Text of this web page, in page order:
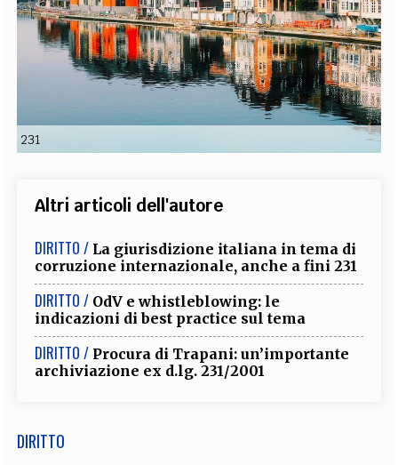
EXTRA
RUBRICHE LIBRI PROCEEDINGS PUBBLICITÀ CONTATTI
SOCIAL MEDIA
231
Altri articoli dell'autore
DIRITTO / La giurisdizione italiana in tema di
corruzione internazionale, anche a fini 231
DIRITTO / OdV e whistleblowing: le
indicazioni di best practice sul tema
DIRITTO / Procura di Trapani: un’importante
archiviazione ex d.lg. 231/2001
DIRITTO